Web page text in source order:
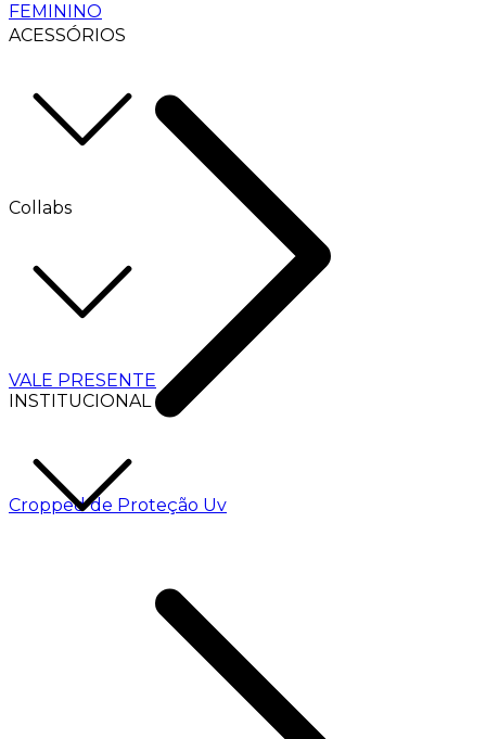
ACESSÓRIOS
Collabs
VALE PRESENTE
INSTITUCIONAL
FEMININO
Cropped de Proteção Uv